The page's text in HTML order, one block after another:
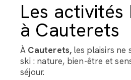
Les activités
à Cauterets
À Cauterets, les plaisirs ne
ski : nature, bien-être et
séjour.